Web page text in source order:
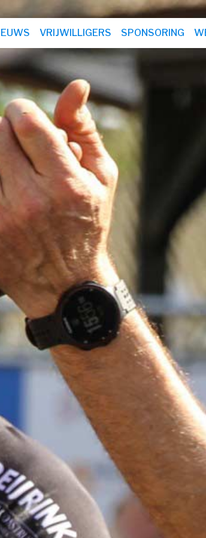
VRIJWILLIGERS SPONSORING